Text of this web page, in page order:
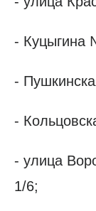
- Куцыгина
-
-
- улица
1/6;